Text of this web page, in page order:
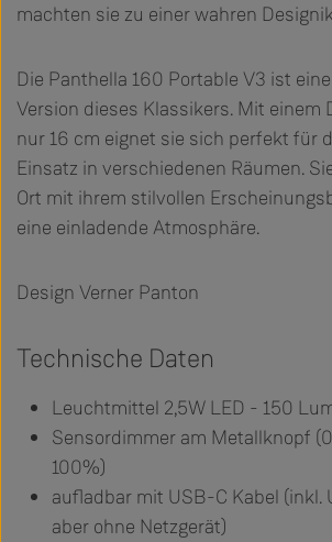
machten sie zu einer wahren
Die Panthella 160 Portable V3 ist
Version dieses Klassikers. Mit einem
nur 16 cm eignet sie sich perfekt für
Einsatz in verschiedenen Räumen.
Ort mit ihrem stilvollen
eine einladende Atmosphäre.
Design Verner Panton
Technische Daten
Leuchtmittel 2,5W LED - 150
Sensordimmer am Metallknopf
100%)
aufladbar mit USB-C Kabel (inkl.
aber ohne Netzgerät)